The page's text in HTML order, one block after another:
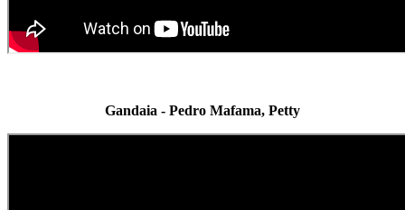
Gandaia - Pedro Mafama, Petty